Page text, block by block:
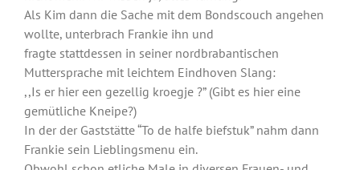
Als Kim dann die Sache mit dem Bondscouch angehen
wollte, unterbrach Frankie ihn und
fragte stattdessen in seiner nordbrabantischen
Muttersprache mit leichtem Eindhoven Slang:
,,Is er hier een gezellig kroegje ?” (Gibt es hier eine
gemütliche Kneipe?)
In der der Gaststätte “To de halfe biefstuk” nahm dann
Frankie sein Lieblingsmenu ein.